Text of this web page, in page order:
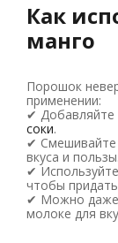
Как
манго
Порошок
применении:
✔ Добавляйте
соки.
✔ Смешивайте
вкуса и пользы.
✔
чтобы
✔ Можно даже
молоке для